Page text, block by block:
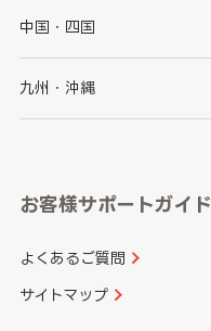
千葉県
石川県
山梨県
愛知県
大阪府
京都府
和歌山県
中国・四国
鳥取県
山口県
香川県
九州・沖縄
長崎県
大分県
お客様サポートガイド
よくあるご質問
サイトマップ